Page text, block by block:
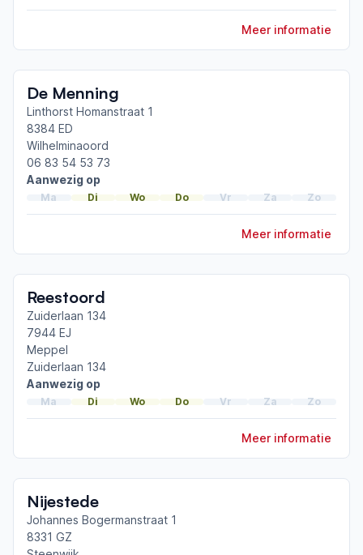
Meer informatie
De Menning
Linthorst Homanstraat 1
8384 ED
Wilhelminaoord
06 83 54 53 73
Aanwezig op
Ma Di Wo Do Vr Za Zo
Meer informatie
Reestoord
Zuiderlaan 134
7944 EJ
Meppel
Zuiderlaan 134
Aanwezig op
Ma Di Wo Do Vr Za Zo
Meer informatie
Nijestede
Johannes Bogermanstraat 1
8331 GZ